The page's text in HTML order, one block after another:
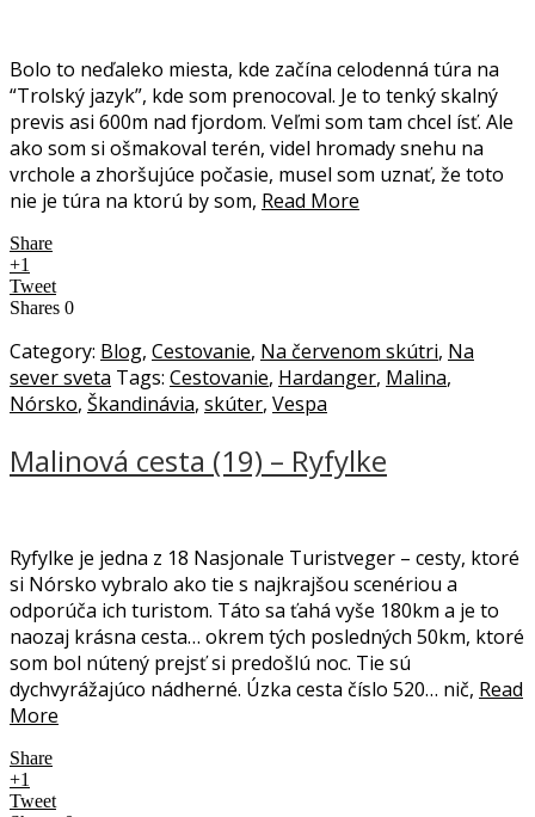
Bolo to neďaleko miesta, kde začína celodenná túra na
“Trolský jazyk”, kde som prenocoval. Je to tenký skalný
previs asi 600m nad fjordom. Veľmi som tam chcel ísť. Ale
ako som si ošmakoval terén, videl hromady snehu na
vrchole a zhoršujúce počasie, musel som uznať, že toto
nie je túra na ktorú by som, Read More
Share
+1
Tweet
Shares 0
Category: Blog, Cestovanie, Na červenom skútri, Na
sever sveta Tags: Cestovanie, Hardanger, Malina,
Nórsko, Škandinávia, skúter, Vespa
Malinová cesta (19) – Ryfylke
Ryfylke je jedna z 18 Nasjonale Turistveger – cesty, ktoré
si Nórsko vybralo ako tie s najkrajšou scenériou a
odporúča ich turistom. Táto sa ťahá vyše 180km a je to
naozaj krásna cesta… okrem tých posledných 50km, ktoré
som bol nútený prejsť si predošlú noc. Tie sú
dychvyrážajúco nádherné. Úzka cesta číslo 520… nič, Read
More
Share
+1
Tweet